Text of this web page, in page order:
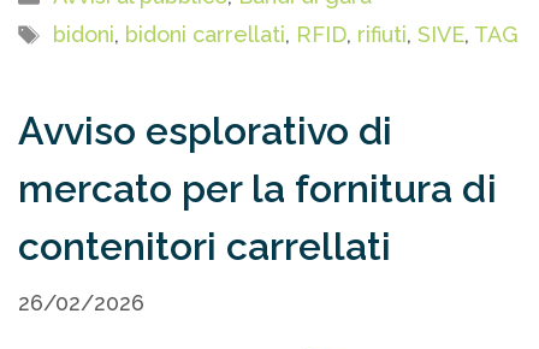
Tag
bidoni, bidoni carrellati, RFID, rifiuti, SIVE, TAG
Avviso esplorativo di
mercato per la fornitura di
contenitori carrellati
26/02/2026